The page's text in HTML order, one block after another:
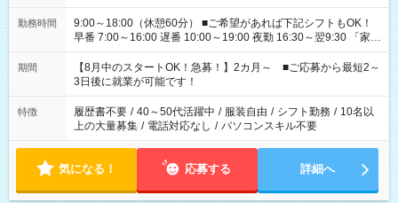
勤務時間
9:00～18:00（休憩60分） ■ご希望があれば下記シフトもOK！
早番 7:00～16:00 遅番 10:00～19:00 夜勤 16:30～翌9:30 「家族
と休みを合わせたい」 「余裕を持って夕飯の準備がしたい」
「できれば残業はしたくない」 など、ご希望を教えてください
ね。 ※Wワーク希望の方へ 今ご覧のお仕事で希望する勤務時間
と、もう1つのお仕事の勤務時間。 合計で週40時間を超える場
合は応募できません。
期間
【8月中のスタートOK！急募！】2カ月～ ■ご応募から最短2～
3日後に就業が可能です！
特徴 履歴書不要 / 40～50代活躍中 / 服装自由 / シフト勤務 / 10名以
上の大量募集 / 電話対応なし / パソコンスキル不要
気になる！ 応募する 詳細へ